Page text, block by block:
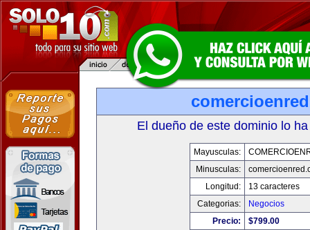
El dueño de este dominio lo
Mayusculas:
Minusculas:
Longitud:
13 caracteres
Categorias:
Negocios
Precio:
$799.00